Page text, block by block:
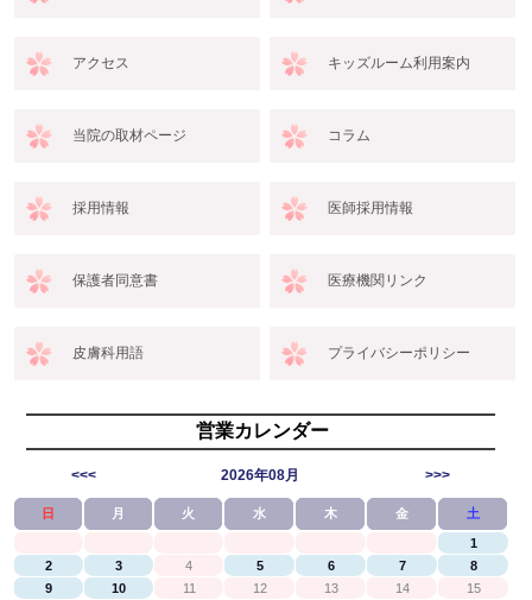
アクセス キッズルーム利用案内
当院の取材ページ コラム
採用情報 医師採用情報
保護者同意書 医療機関リンク
皮膚科用語 プライバシーポリシー
営業カレンダー
<<< 2026年08月 >>>
日 月 火 水 木 金 土
1
2
3 4 5 6 7
8
9
10 11 12 13 14
15